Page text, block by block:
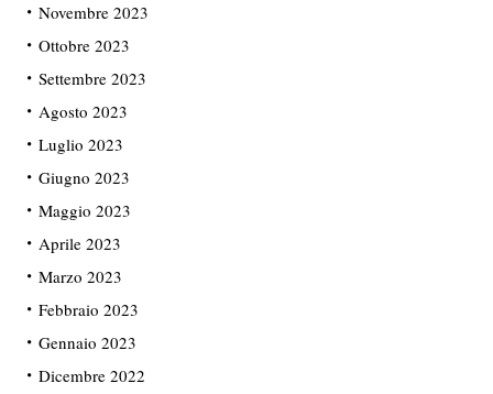
Novembre 2023
Ottobre 2023
Settembre 2023
Agosto 2023
Luglio 2023
Giugno 2023
Maggio 2023
Aprile 2023
Marzo 2023
Febbraio 2023
Gennaio 2023
Dicembre 2022